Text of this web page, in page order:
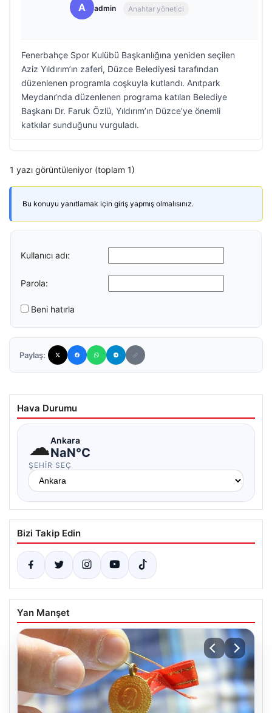
A admin Anahtar yönetici
Fenerbahçe Spor Kulübü Başkanlığına yeniden seçilen
Aziz Yıldırım’ın zaferi, Düzce Belediyesi tarafından
düzenlenen programla coşkuyla kutlandı. Anıtpark
Meydanı’nda düzenlenen programa katılan Belediye
Başkanı Dr. Faruk Özlü, Yıldırım’ın Düzce’ye önemli
katkılar sunduğunu vurguladı.
1 yazı görüntüleniyor (toplam 1)
Bu konuyu yanıtlamak için giriş yapmış olmalısınız.
Kullanıcı adı:
Parola:
Beni hatırla
Paylaş:
Hava Durumu
☁Ankara
NaN°C
ŞEHIR SEÇ
Bizi Takip Edin
Yan Manşet